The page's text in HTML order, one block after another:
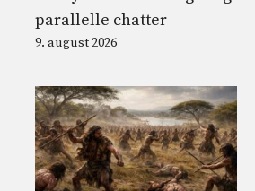
parallelle chatter
9. august 2026